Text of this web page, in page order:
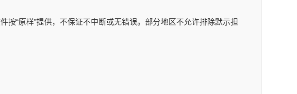
“原样”提供，不保证不中断或无错误。部分地区不允许排除默示担